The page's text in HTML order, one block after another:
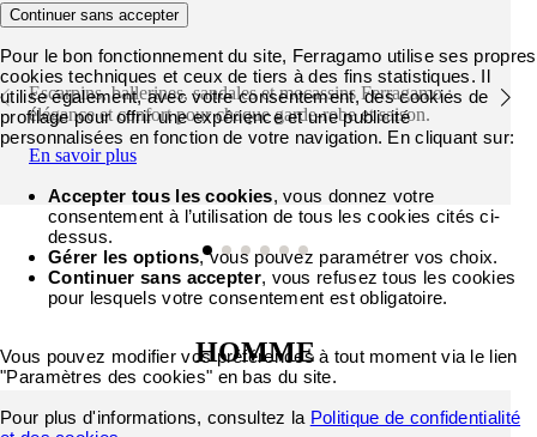
Chaussures
Escarpins, ballerines, sandales et mocassins Ferragamo :
élégance et confort pour chaque garde-robe et saison.
En savoir plus
HOMME
Continuer sans accepter
Pour le bon fonctionnement du site, Ferragamo utilise ses propres
cookies techniques et ceux de tiers à des fins statistiques. Il
utilise également, avec votre consentement, des cookies de
profilage pour offrir une expérience et une publicité
personnalisées en fonction de votre navigation. En cliquant sur:
Accepter tous les cookies, vous donnez votre
consentement à l’utilisation de tous les cookies cités ci-
dessus.
Gérer les options, vous pouvez paramétrer vos choix.
Continuer sans accepter, vous refusez tous les cookies
pour lesquels votre consentement est obligatoire.
Vous pouvez modifier vos préférences à tout moment via le lien
"Paramètres des cookies" en bas du site.
Pour plus d'informations, consultez la Politique de confidentialité